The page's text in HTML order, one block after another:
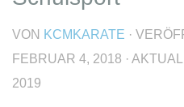
VON KCMKARATE ·
FEBRUAR 4, 2018 ·
2019